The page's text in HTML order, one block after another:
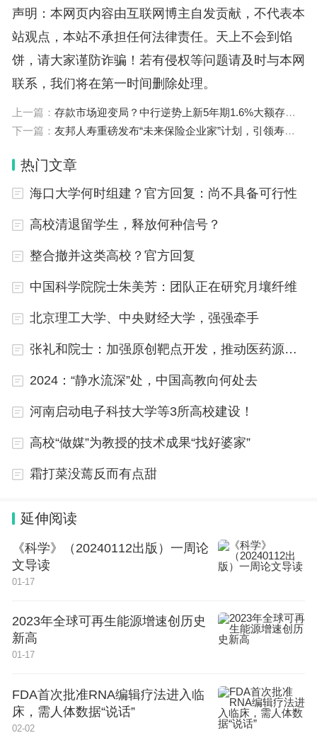
月26日，“上海发布”发布上海市市管干部任职前公
示，李俊杰拟任市级机关正职。
公开资料显示，李俊杰出生于1975年8月，于1999年
获得中国人民大学文学学士学位，并于2002年获得
中国人民银行金融研究所经济学硕士学位。
从过往履历来看，李俊杰曾在多家上海国资金融机构
任职，从业经历覆盖多个证券核心业务条线，拥有丰
助理、金融管理总部副总经理。2010年11月，他进
入国泰君安，先后担任董事会办公室副主任、主任兼
人力资源总监，期间兼任投行事业部总裁、财富管理
委员会总裁等职务。2024年1月，李俊杰正式出任国
泰君安总裁，同年3月出任副董事长、执行董事。20
国泰海通；同年4月，李俊杰出任合并后的国泰海通
李俊杰任内的高光时刻，无疑是“国君+海通”的合并
边市场吸收合并、上市券商A+H最大的整合案例。
时代周报记者注意到，李俊杰履新的职务此前由周小
据“上海国资”消息，7月6日，市国资委召开系统干部
大会，会议宣布了市委关于市国资委主要领导调整的
声明：本网页内容由互联网博主自发贡献，不代表本
站观点，本站不承担任何法律责任。天上不会到馅
饼，请大家谨防诈骗！若有侵权等问题请及时与本网
联系，我们将在第一时间删除处理。
上一篇： 存款市场迎变局？中行逆势上新5年期1.6%大额存单，有投资者付费抢高息二手存单
下一篇： 友邦人寿重磅发布“未来保险企业家”计划，引领寿险业穿越周期新范式
热门文章
海口大学何时组建？官方回复：尚不具备可行性
高校清退留学生，释放何种信号？
整合撤并这类高校？官方回复
中国科学院院士朱美芳：团队正在研究月壤纤维
北京理工大学、中央财经大学，强强牵手
张礼和院士：加强原创靶点开发，推动医药源头创新
2024：“静水流深”处，中国高教向何处去
河南启动电子科技大学等3所高校建设！
高校“做媒”为教授的技术成果“找好婆家”
霜打菜没蔫反而有点甜
延伸阅读
《科学》（20240112出版）一周论
文导读
01-17
2023年全球可再生能源增速创历史
新高
01-17
FDA首次批准RNA编辑疗法进入临
床，需人体数据“说话”
02-02